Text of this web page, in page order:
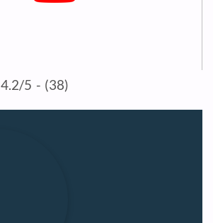
4.2/5 - (38)